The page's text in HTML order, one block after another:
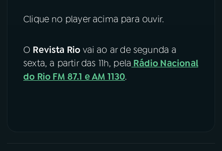
Clique no player acima para ouvir.
O Revista Rio vai ao ar de segunda a
sexta, a partir das 11h, pela Rádio Nacional
do Rio FM 87.1 e AM 1130.